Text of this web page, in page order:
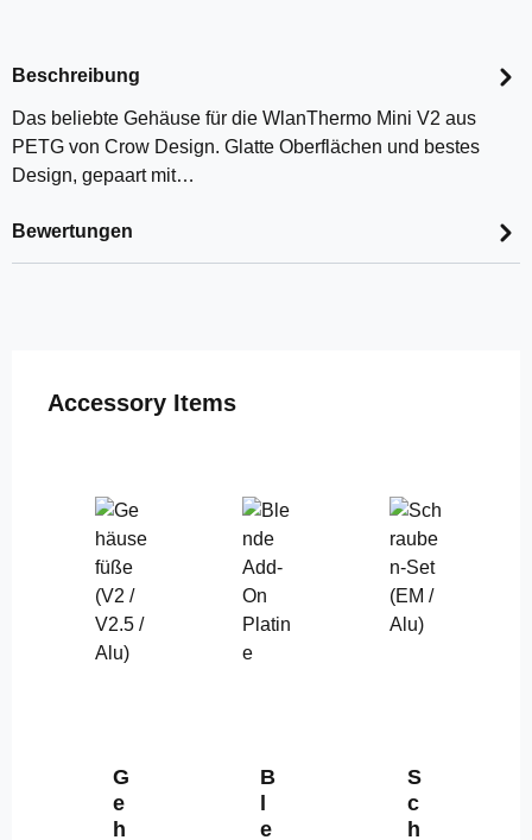
Beschreibung
Das beliebte Gehäuse für die WlanThermo Mini V2 aus
PETG von Crow Design. Glatte Oberflächen und bestes
Design, gepaart mit…
Bewertungen
Produktgalerie überspringen
Accessory Items
G
e
h
B
l
e
S
c
h